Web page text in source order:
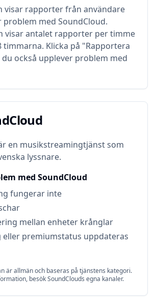
visar rapporter från användare
problem med SoundCloud.
visar antalet rapporter per timme
timmarna. Klicka på "Rapportera
också upplever problem med
en musikstreamingtjänst som
lyssnare.
med SoundCloud
fungerar inte
mellan enheter krånglar
premiumstatus uppdateras
är allmän och baseras på tjänstens kategori.
besökSoundClouds egna kanaler.